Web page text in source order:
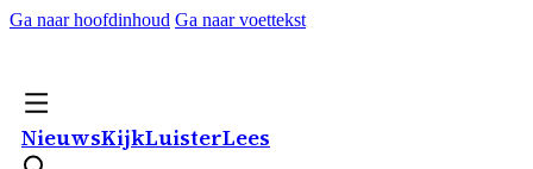
Ga naar hoofdinhoud Ga naar voettekst
NieuwsKijkLuisterLees